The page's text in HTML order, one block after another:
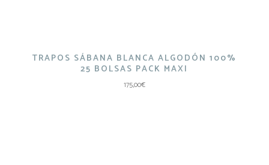
TRAPOS SÁBANA BLANCA ALGODÓN 100%
25 BOLSAS PACK MAXI
175,00€